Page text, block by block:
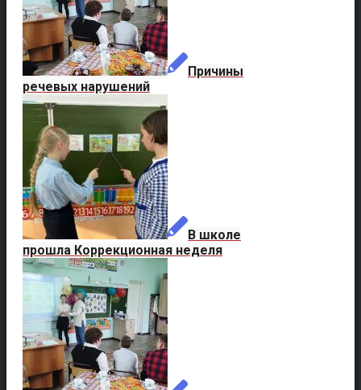
Причины
речевых нарушений
В школе
прошла Коррекционная неделя